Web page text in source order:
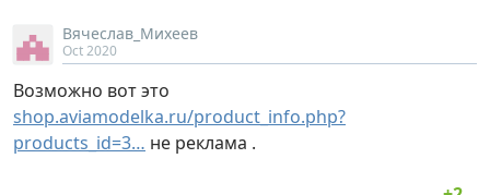
Вячеслав_Михеев
Oct 2020
Возможно вот это
shop.aviamodelka.ru/product_info.php?
products_id=3… не реклама .